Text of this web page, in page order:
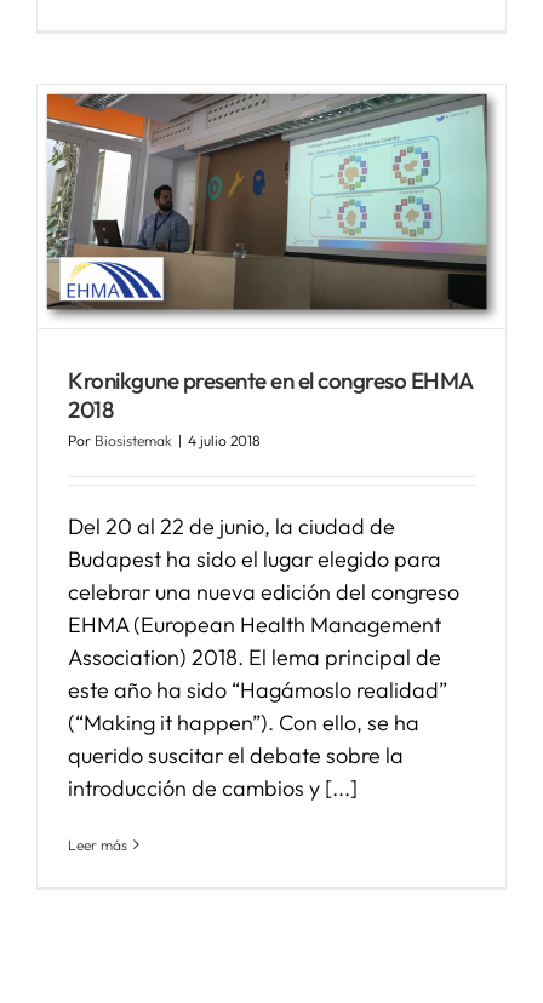
Kronikgune presente en el congreso EHMA
2018
Por Biosistemak | 4 julio 2018
Del 20 al 22 de junio, la ciudad de
Budapest ha sido el lugar elegido para
celebrar una nueva edición del congreso
EHMA (European Health Management
Association) 2018. El lema principal de
este año ha sido “Hagámoslo realidad”
(“Making it happen”). Con ello, se ha
querido suscitar el debate sobre la
introducción de cambios y [...]
Leer más